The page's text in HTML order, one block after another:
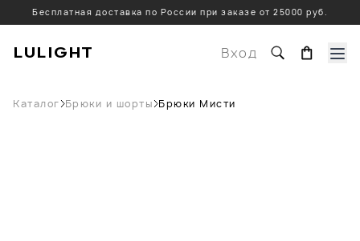
Бесплатная доставка по России при заказе от 25000 руб.
LULIGHT Вход
Каталог Брюки и шорты Брюки Мисти